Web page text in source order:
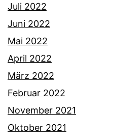
Juli 2022
Juni 2022
Mai 2022
April 2022
März 2022
Februar 2022
November 2021
Oktober 2021